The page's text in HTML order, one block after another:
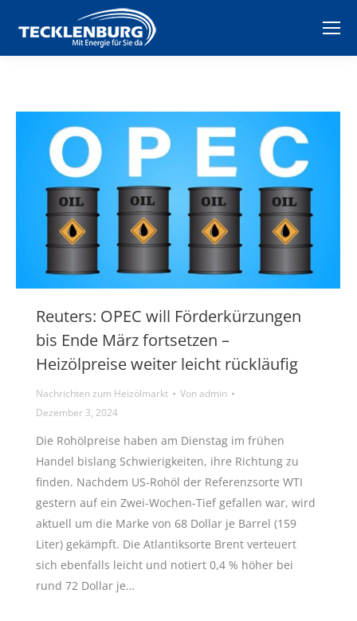
Reuters: OPEC will Förderkürzungen
bis Ende März fortsetzen –
Heizölpreise weiter leicht rückläufig
Nachrichten zum Heizölmarkt Vonadmin
Dezember 3, 2024
Die Rohölpreise haben am Dienstag im frühen
Handel bislang Schwierigkeiten, ihre Richtung zu
finden. Nachdem US-Rohöl der Referenzsorte WTI
gestern auf ein Zwei-Wochen-Tief gefallen war, wird
aktuell um die Marke von 68 Dollar je Barrel (159
Liter) gekämpft. Die Atlantiksorte Brent verteuert
sich ebenfalls leicht und notiert 0,4 % höher bei
rund 72 Dollar je…